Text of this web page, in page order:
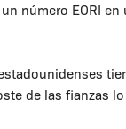
número EORI
de las fianzas